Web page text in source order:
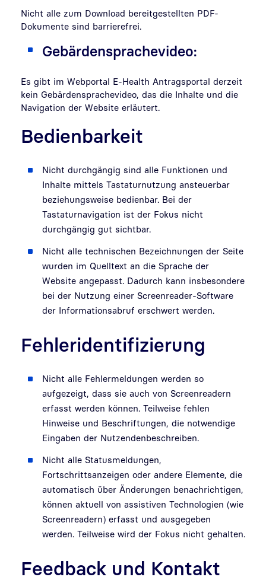
Nicht alle zum Download bereitgestellten PDF-
Dokumente sind barrierefrei.
Gebärdensprachevideo:
Es gibt im Webportal E-Health Antragsportal derzeit
kein Gebärdensprachevideo, das die Inhalte und die
Navigation der Website erläutert.
Bedienbarkeit
Nicht durchgängig sind alle Funktionen und
Inhalte mittels Tastaturnutzung ansteuerbar
beziehungsweise bedienbar. Bei der
Tastaturnavigation ist der Fokus nicht
durchgängig gut sichtbar.
Nicht alle technischen Bezeichnungen der Seite
wurden im Quelltext an die Sprache der
Website angepasst. Dadurch kann insbesondere
bei der Nutzung einer Screenreader-Software
der Informationsabruf erschwert werden.
Fehleridentifizierung
Nicht alle Fehlermeldungen werden so
aufgezeigt, dass sie auch von Screenreadern
erfasst werden können. Teilweise fehlen
Hinweise und Beschriftungen, die notwendige
Eingaben der Nutzendenbeschreiben.
Nicht alle Statusmeldungen,
Fortschrittsanzeigen oder andere Elemente, die
automatisch über Änderungen benachrichtigen,
können aktuell von assistiven Technologien (wie
Screenreadern) erfasst und ausgegeben
werden. Teilweise wird der Fokus nicht gehalten.
Feedback und Kontakt